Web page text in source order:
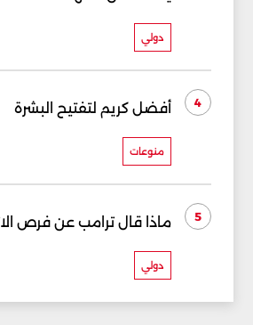
دولي
4 أفضل كريم لتفتيح البشرة
منوعات
5 ماذا قال ترامب عن فرص
دولي